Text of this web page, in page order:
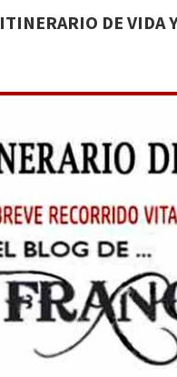
ITINERARIO DE VIDA